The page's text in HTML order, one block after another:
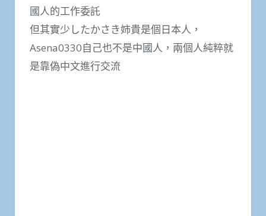
國人的工作委託
但其實少したかさき姉貴是個日本人，
Asena0330自己也不是中國人，兩個人純粹就
是靠偽中文進行交流